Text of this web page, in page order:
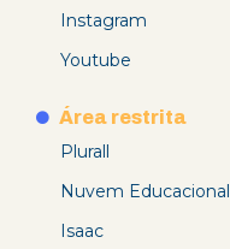
Instagram
Youtube
Área restrita
Plurall
Nuvem Educacional
Isaac